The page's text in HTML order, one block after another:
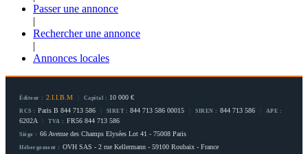
Passer une annonce
|
Rechercher une annonce
|
Annonces locales
Éditeur : 2.I.I.B.M Capital : 10 000 €
RCS : Paris B 844 713 586 SIRET : 844 713 586 00015 SIREN : 844 713 586 APE :
6202A TVA : FR56 844 713 586
Siège : 66 Avenue des Champs Elysées Lot 41 - 75008 Paris
Hébergement : OVH SAS - 2 rue Kellermann - 59100 Roubaix - France